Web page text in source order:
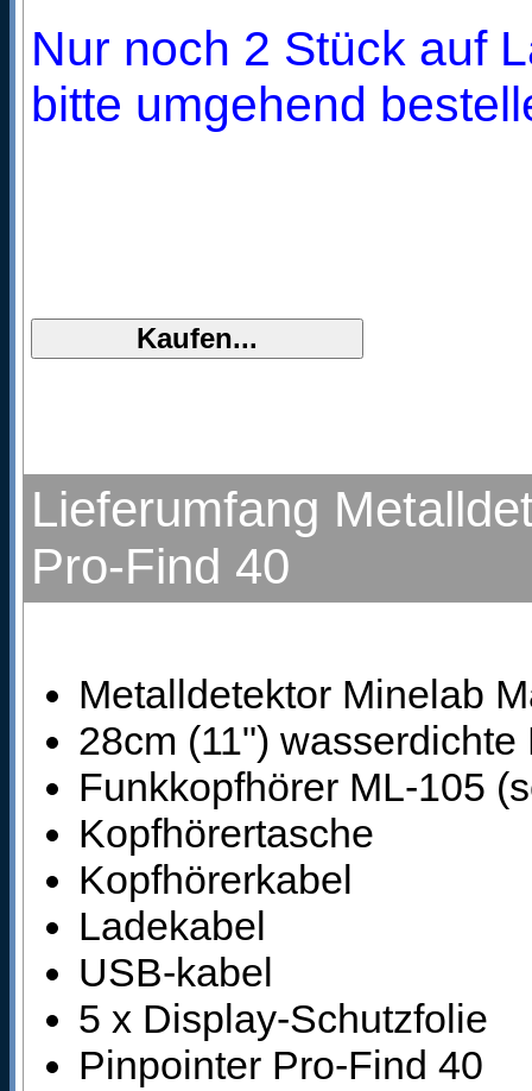
Nur noch 2 Stück auf
bitte umgehend
Lieferumfang
Pro-Find 40
Metalldetektor Minelab
28cm (11")
Funkkopfhörer ML-105
Kopfhörertasche
Kopfhörerkabel
Ladekabel
USB-kabel
5 x Display-Schutzfolie
Pinpointer Pro-Find 40